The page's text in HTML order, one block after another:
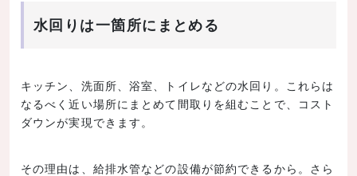
水回りは一箇所にまとめる
キッチン、洗面所、浴室、トイレなどの水回り。これらは
なるべく近い場所にまとめて間取りを組むことで、コスト
ダウンが実現できます。
その理由は、給排水管などの設備が節約できるから。さら